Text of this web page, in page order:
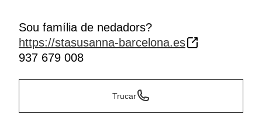
Sou família de nedadors?
https://stasusanna-barcelona.es
937 679 008
Trucar